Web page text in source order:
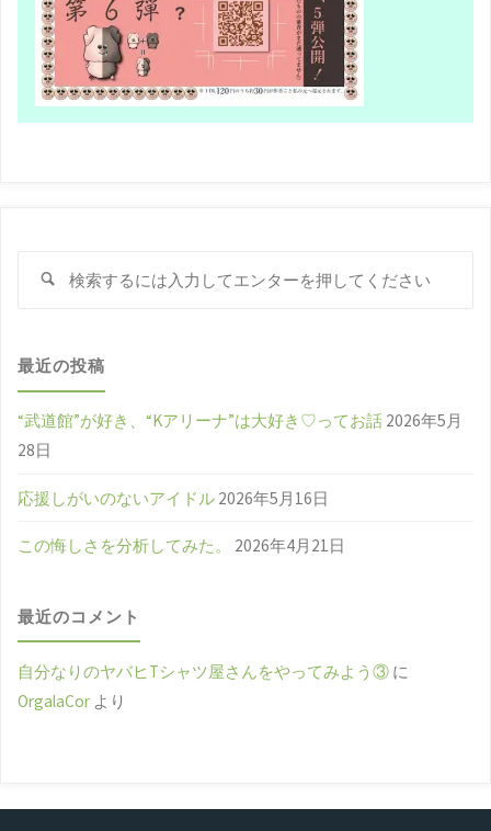
検
最近の投稿
“武道館”が好き、“Kアリーナ”は大好き♡ってお話 2026年5月
28日
応援しがいのないアイドル 2026年5月16日
この悔しさを分析してみた。 2026年4月21日
最近のコメント
自分なりのヤバヒTシャツ屋さんをやってみよう③ に
OrgalaCor より